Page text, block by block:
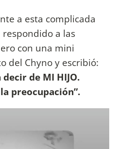
a esta complicada
a las
con una mini
del Chyno y escribió:
de MI HIJO.
preocupación”.